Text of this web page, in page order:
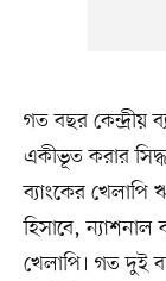
গত বছর কেন্দ্রীয়
একীভূত করার
ব্যাংকের খেলাপি
হিসাবে,
খেলাপি। গত দুই